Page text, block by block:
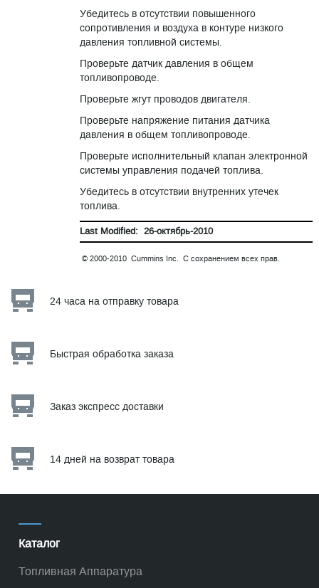
Убедитесь в отсутствии повышенного
сопротивления и воздуха в контуре низкого
давления топливной системы.
Проверьте датчик давления в общем
топливопроводе.
Проверьте жгут проводов двигателя.
Проверьте напряжение питания датчика
давления в общем топливопроводе.
Проверьте исполнительный клапан электронной
системы управления подачей топлива.
Убедитесь в отсутствии внутренних утечек
топлива.
Last Modified: 26-октябрь-2010
© 2000-2010 Cummins Inc. С сохранением всех прав.
24 часа на отправку товара
Быстрая обработка заказа
Заказ экспресс доставки
14 дней на возврат товара
Каталог
Топливная Аппаратура